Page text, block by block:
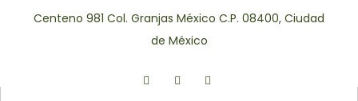
Centeno 981 Col. Granjas México C.P. 08400, Ciudad
de México